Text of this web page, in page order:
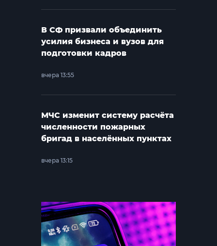
В СФ призвали объединить
усилия бизнеса и вузов для
подготовки кадров
вчера 13:55
МЧС изменит систему расчёта
численности пожарных
бригад в населённых пунктах
вчера 13:15